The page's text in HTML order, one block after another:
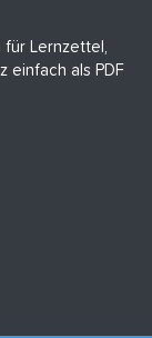
Lernzettel,
einfach als PDF